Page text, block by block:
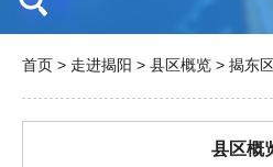
首页 > 走进揭阳 > 县区概览 > 揭东
县区概